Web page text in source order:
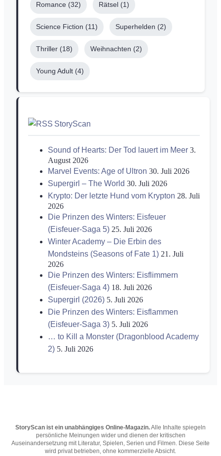
Romance (32) Rätsel (1)
Science Fiction (11) Superhelden (2)
Thriller (18) Weihnachten (2)
Young Adult (4)
StoryScan
Sound of Hearts: Der Tod lauert im Meer 3.
August 2026
Marvel Events: Age of Ultron 30. Juli 2026
Supergirl – The World 30. Juli 2026
Krypto: Der letzte Hund vom Krypton 28. Juli
2026
Die Prinzen des Winters: Eisfeuer
(Eisfeuer-Saga 5) 25. Juli 2026
Winter Academy – Die Erbin des
Mondsteins (Seasons of Fate 1) 21. Juli
2026
Die Prinzen des Winters: Eisflimmern
(Eisfeuer-Saga 4) 18. Juli 2026
Supergirl (2026) 5. Juli 2026
Die Prinzen des Winters: Eisflammen
(Eisfeuer-Saga 3) 5. Juli 2026
… to Kill a Monster (Dragonblood Academy
2) 5. Juli 2026
StoryScan ist ein unabhängiges Online-Magazin.Alle Inhalte spiegeln
persönliche Meinungen wider und dienen der kritischen
Auseinandersetzung mit Literatur, Spielen, Serien und Filmen. Diese Seite
wird privat betrieben, ohne kommerzielle Absicht.